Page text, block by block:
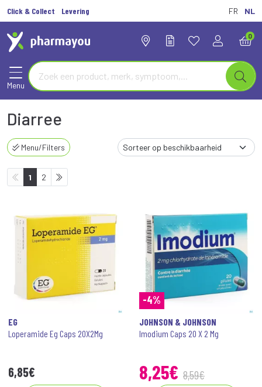
Click & Collect Levering FR NL
0
Menu
Diarree
Menu/Filters
1 2
EG
Loperamide Eg Caps 20X2Mg
6,85€
-4%
JOHNSON & JOHNSON
Imodium Caps 20 X 2 Mg
8,25€ 8,59€